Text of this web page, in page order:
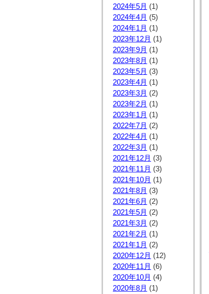
2024年5月 (1)
2024年4月 (5)
2024年1月 (1)
2023年12月 (1)
2023年9月 (1)
2023年8月 (1)
2023年5月 (3)
2023年4月 (1)
2023年3月 (2)
2023年2月 (1)
2023年1月 (1)
2022年7月 (2)
2022年4月 (1)
2022年3月 (1)
2021年12月 (3)
2021年11月 (3)
2021年10月 (1)
2021年8月 (3)
2021年6月 (2)
2021年5月 (2)
2021年3月 (2)
2021年2月 (1)
2021年1月 (2)
2020年12月 (12)
2020年11月 (6)
2020年10月 (4)
2020年8月 (1)